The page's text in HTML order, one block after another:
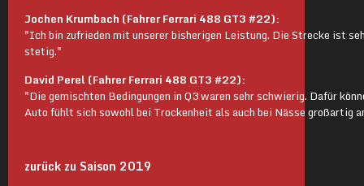
Jochen Krumbach (Fahrer Ferrari 488 GT3 #22):
"Ich bin zufrieden mit unserer bisherigen Leistung. Die Strecke ist
stetig."
David Perel (Fahrer Ferrari 488 GT3 #22):
"Die gemischten Bedingungen in Q3 waren sehr schwierig. Dafür
Auto fühlt sich sowohl bei Trockenheit als auch bei Nässe großartig
zurück zu Saison 2019